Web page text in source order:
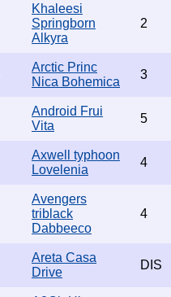
Khaleesi
Springborn
Alkyra
2
Arctic Princ
Nica Bohemica
3
Android Frui
Vita
5
Axwell typhoon
Lovelenia
4
Avengers
triblack
Dabbeeco
4
Areta Casa
Drive
DIS